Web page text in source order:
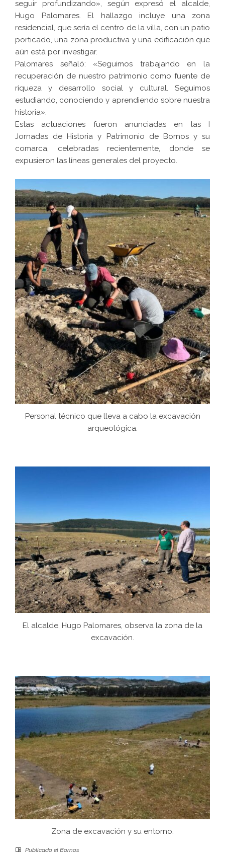
seguir profundizando», según expresó el alcalde,
Hugo Palomares. El hallazgo incluye una zona
residencial, que sería el centro de la villa, con un patio
porticado, una zona productiva y una edificación que
aún está por investigar.
Palomares señaló: «Seguimos trabajando en la
recuperación de nuestro patrimonio como fuente de
riqueza y desarrollo social y cultural. Seguimos
estudiando, conociendo y aprendiendo sobre nuestra
historia».
Estas actuaciones fueron anunciadas en las I
Jornadas de Historia y Patrimonio de Bornos y su
comarca, celebradas recientemente, donde se
expusieron las líneas generales del proyecto.
Personal técnico que lleva a cabo la excavación
arqueológica.
El alcalde, Hugo Palomares, observa la zona de la
excavación.
Zona de excavación y su entorno.
Publicado el Bornos